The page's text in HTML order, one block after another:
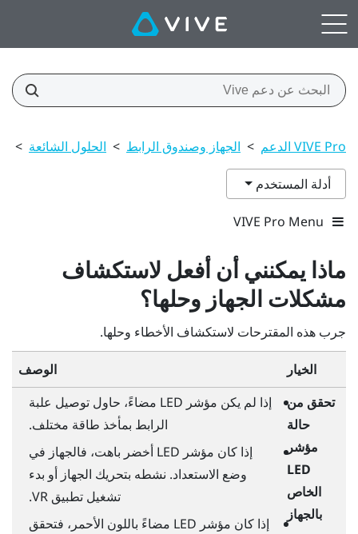
VIVE Pro الدعم > الجهاز وصندوق الرابط > الحلول الشائعة >
أدلة المستخدم
VIVE Pro Menu
ماذا يمكنني أن أفعل لاستكشاف
مشكلات الجهاز وحلها؟
جرب هذه المقترحات لاستكشاف الأخطاء وحلها.
الخيار
الوصف
تحقق من
حالة
مؤشر
LED
الخاص
بالجهاز
إذا لم يكن مؤشر LED مضاءً، حاول توصيل علبة
الرابط بمأخذ طاقة مختلف.
إذا كان مؤشر LED أخضر باهت، فالجهاز في
وضع الاستعداد. نشطه بتحريك الجهاز أو بدء
تشغيل تطبيق VR.
إذا كان مؤشر LED مضاءً باللون الأحمر، فتحقق